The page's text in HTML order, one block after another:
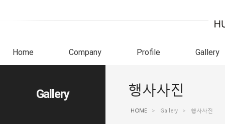
Home Company Profile Gallery
Gallery 행사사진
HOME > Gallery > 행사사진